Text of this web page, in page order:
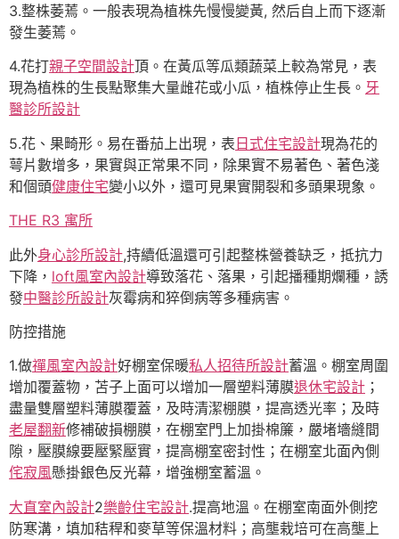
3.整株萎蔫。一般表現為植株先慢慢變黃, 然后自上而下逐漸
發生萎蔫。
4.花打親子空間設計頂。在黃瓜等瓜類蔬菜上較為常見，表
現為植株的生長點聚集大量雌花或小瓜，植株停止生長。 牙
醫診所設計
5.花、果畸形。易在番茄上出現，表日式住宅設計現為花的
萼片數增多，果實與正常果不同，除果實不易著色、著色淺
和個頭健康住宅變小以外，還可見果實開裂和多頭果現象。
THE R3 寓所
此外身心診所設計,持續低溫還可引起整株營養缺乏，抵抗力
下降， loft風室內設計導致落花、落果，引起播種期爛種，誘
發中醫診所設計灰霉病和猝倒病等多種病害。
防控措施
1.做禪風室內設計好棚室保暖私人招待所設計蓄溫。棚室周圍
增加覆蓋物，苫子上面可以增加一層塑料薄膜退休宅設計 ；
盡量雙層塑料薄膜覆蓋，及時清潔棚膜，提高透光率；及時
老屋翻新修補破損棚膜，在棚室門上加掛棉簾，嚴堵墻縫間
隙，壓膜線要壓緊壓實，提高棚室密封性；在棚室北面內側
侘寂風懸掛銀色反光幕，增強棚室蓄溫。
大直室內設計2樂齡住宅設計.提高地溫。在棚室南面外側挖
防寒溝，填加秸稈和麥草等保溫材料；高壟栽培可在高壟上